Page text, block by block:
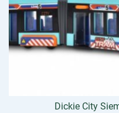
Dickie City